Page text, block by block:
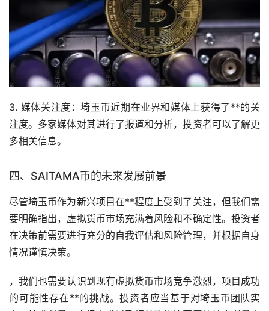
3. 媒体关注度：埼玉币近期在业界和媒体上获得了**的关
注度。多家媒体对其进行了报道和分析，投资者可以了解更
多相关信息。
四、SAITAMA币的未来发展前景
尽管埼玉币作为新兴项目在**程度上受到了关注，但我们需
要明确指出，虚拟货币市场充满着风险和不确定性。投资者
在决策前需要进行充分的自我评估和风险管理，并根据自身
情况谨慎决策。
，我们也需要认识到现有虚拟货币市场竞争激烈，项目成功
的可能性存在**的挑战。投资者应当基于对埼玉币团队实